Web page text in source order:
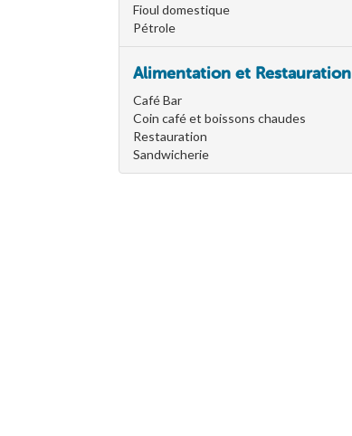
Fioul domestique
Pétrole
Alimentation et Restauration
Café Bar
Coin café et boissons chaudes
Restauration
Sandwicherie